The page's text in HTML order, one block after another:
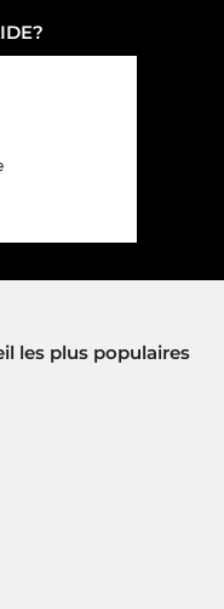
les plus populaires